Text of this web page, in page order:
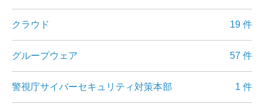
クラウド 19 件
グループウェア 57 件
警視庁サイバーセキュリティ対策本部 1 件